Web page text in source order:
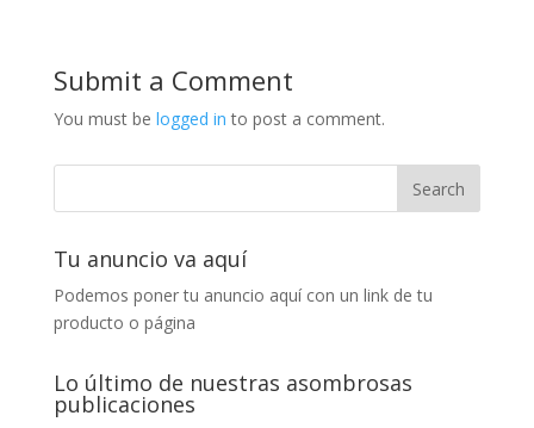
Submit a Comment
You must be logged in to post a comment.
Tu anuncio va aquí
Podemos poner tu anuncio aquí con un link de tu
producto o página
Lo último de nuestras asombrosas
publicaciones